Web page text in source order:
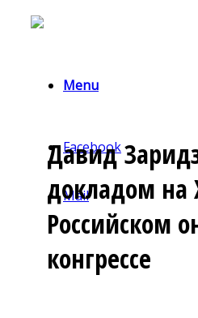
Menu
Facebook
Mail
Давид
докладом на
Российском
конгрессе